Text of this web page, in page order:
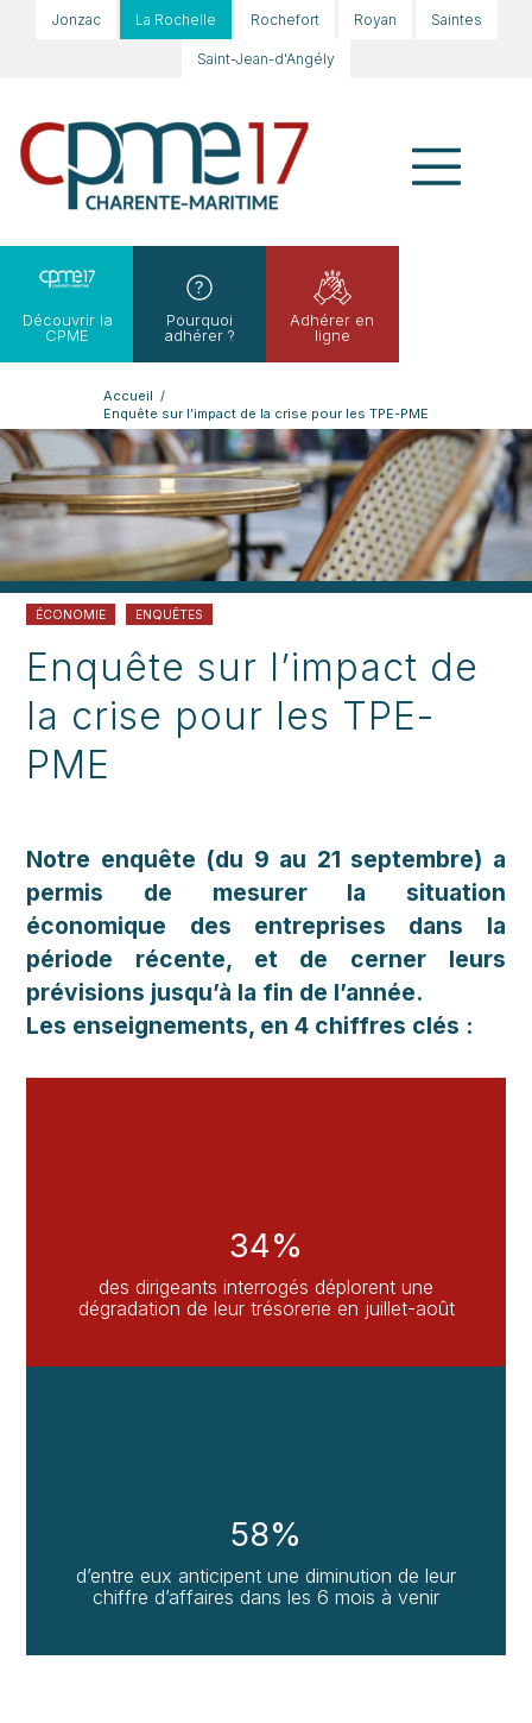
Jonzac La Rochelle Rochefort Royan Saintes
Saint-Jean-d'Angély
Découvrir la
CPME
Pourquoi
adhérer ?
Adhérer en
ligne
Accueil /
Enquête sur l’impact de la crise pour les TPE-PME
ÉCONOMIE ENQUÊTES
Enquête sur l’impact de
la crise pour les TPE-
PME
Notre enquête (du 9 au 21 septembre) a
permis de mesurer la situation
économique des entreprises dans la
période récente, et de cerner leurs
prévisions jusqu’à la fin de l’année.
Les enseignements, en 4 chiffres clés :
34%
des dirigeants interrogés déplorent une
dégradation de leur trésorerie en juillet-août
58%
d’entre eux anticipent une diminution de leur
chiffre d’affaires dans les 6 mois à venir